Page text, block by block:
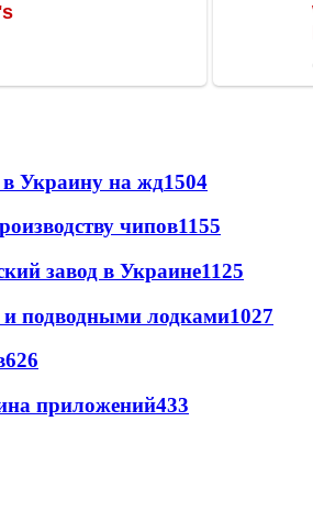
в Украину на жд1504
чипов1155
завод в Украине1125
и подводными лодками1027
626
приложений433